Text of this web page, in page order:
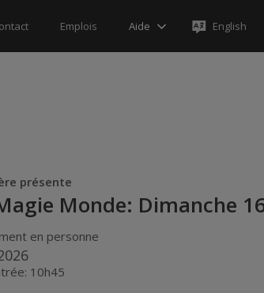
Emplois Aide English
présente
Monde: Dimanche
en personne
10h45